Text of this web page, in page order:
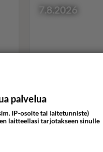
7.8.2026
Valitse oma
KASARI
palvelua
IP-osoite tai laitetunniste)
laitteellasi tarjotakseen sinulle